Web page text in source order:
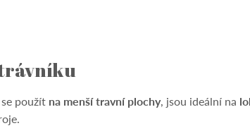
použít na menší travní plochy, jsou ideální na